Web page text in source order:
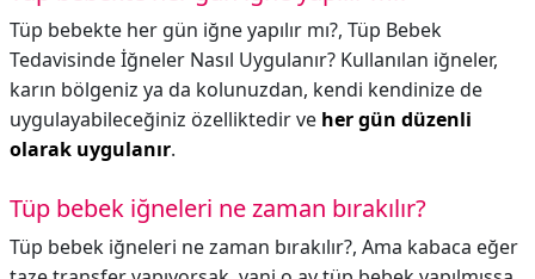
Tüp bebekte her gün iğne yapılır mı?, Tüp Bebek
Tedavisinde İğneler Nasıl Uygulanır? Kullanılan iğneler,
karın bölgeniz ya da kolunuzdan, kendi kendinize de
uygulayabileceğiniz özelliktedir ve her gün düzenli
olarak uygulanır.
Tüp bebek iğneleri ne zaman bırakılır?
Tüp bebek iğneleri ne zaman bırakılır?, Ama kabaca eğer